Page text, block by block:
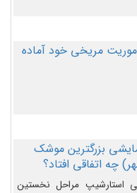
مریخی خود آماده
بزرگترین موشک
استارشیپ مراحل نخستین